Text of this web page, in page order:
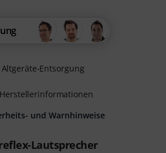
Lautsprecher
Altgeräte-Entsorgung
Herstellerinformationen
und Warnhinweise